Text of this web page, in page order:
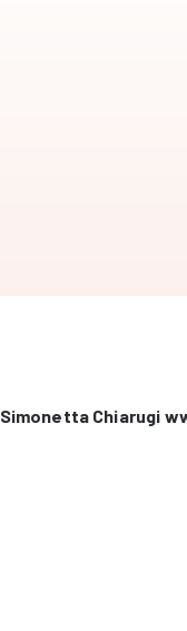
Simonetta Chiarugi